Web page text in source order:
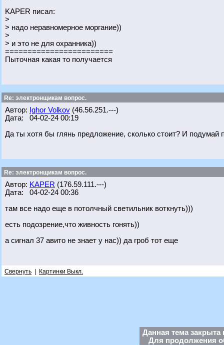
KAPER писал:
>
> надо неравномерное моргание))
>
> и это не для охранника))
========================
Пыточная какая то получается
Re: электронщикам вопрос.
Автор: Ighor Volkov (46.56.251.---)
Дата: 04-02-24 00:19
Да ты хотя бы глянь предложение, сколько стоит? И подумай
Re: электронщикам вопрос.
Автор: KAPER (176.59.111.---)
Дата: 04-02-24 00:36
там все надо еще в потолчный светильник воткнуть)))
есть подозрение,что живность гонять))
а сигнал 37 авито не знает у нас)) да гроб тот еще
Свернуть Картинки Выкл.
Данная тема закрыта
Для продолжения